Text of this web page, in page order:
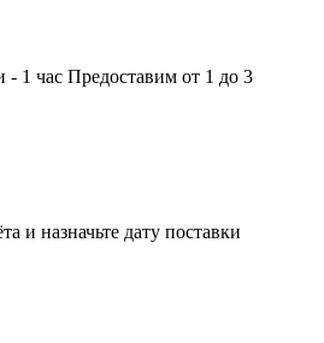
- 1 час Предоставим от 1 до 3
и назначьте дату поставки